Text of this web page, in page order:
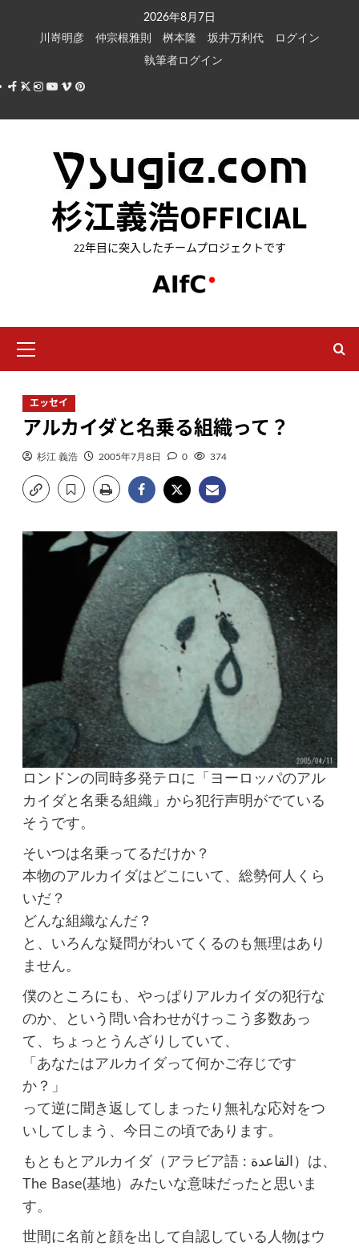
キ
2026年8月7日
川嵜明彦
仲宗根雅則 桝本隆 坂井万利代
ログイン
執筆者ログイン
Facebook
X Instagram
Youtube
VimeoPinterest
杉江義浩OFFICIAL
22年目に突入したチームプロジェクトです
イ
ン
ニ
ュ
ー
エッセイ
アルカイダと名乗る組織って？
杉江 義浩 2005年7月8日 0 374
ロンドンの同時多発テロに「ヨーロッパのアル
カイダと名乗る組織」から犯行声明がでている
そうです。
そいつは名乗ってるだけか？
本物のアルカイダはどこにいて、総勢何人くら
いだ？
どんな組織なんだ？
と、いろんな疑問がわいてくるのも無理はあり
ません。
僕のところにも、やっぱりアルカイダの犯行な
のか、という問い合わせがけっこう多数あっ
て、ちょっとうんざりしていて、
「あなたはアルカイダって何かご存じです
か？」
って逆に聞き返してしまったり無礼な応対をつ
いしてしまう、今日この頃であります。
もともとアルカイダ（アラビア語 : القاعدة）は、
The Base(基地）みたいな意味だったと思いま
す。
世間に名前と顔を出して自認している人物はウ